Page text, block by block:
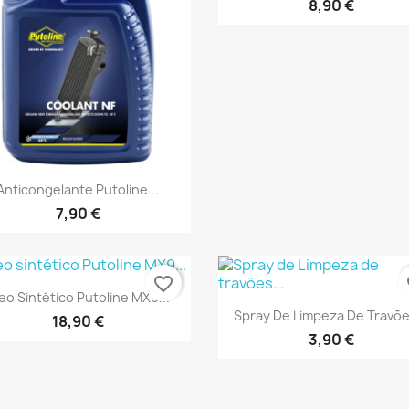
Vista rápida
Putoline...
7,90 €
8,90 €
Vista rápida
Sintético Putoline MX9...
18,90 €
favorite_border
 Vista rápida
Spray De Limpeza De
3,90 €